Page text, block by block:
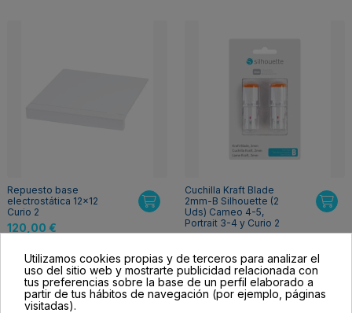
Repuesto base
electrostática 12x12
Curio 2
120,00 €
Cuchilla Kraft Blade
2mm-B Silhouette (2
Uds) Cameo 4-5,
Portrait 3-4 y Curio 2
Utilizamos cookies propias y de terceros para analizar el
uso del sitio web y mostrarte publicidad relacionada con
tus preferencias sobre la base de un perfil elaborado a
partir de tus hábitos de navegación (por ejemplo, páginas
visitadas).